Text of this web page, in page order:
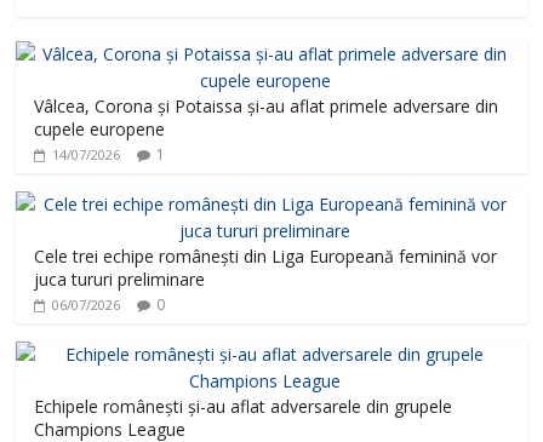
Vâlcea, Corona și Potaissa și-au aflat primele adversare din
cupele europene
14/07/2026 1
Cele trei echipe românești din Liga Europeană feminină vor
juca tururi preliminare
06/07/2026 0
Echipele românești și-au aflat adversarele din grupele
Champions League